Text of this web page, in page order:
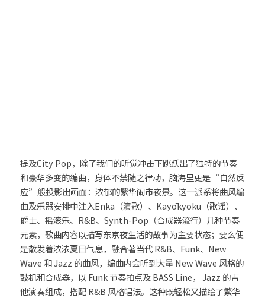
提及City Pop，除了我们的听觉冲击下跳跃出了独特的节奏
和豪华多变的编曲，身体不禁随之律动，脑海里更是“自然反
应”般投影出画面：浓郁的繁华闹市夜景。这一派系将曲风编
曲及乐器安排中注入Enka（演歌）、Kayōkyoku（歌谣）、
爵士、摇滚乐、R&B、Synth-Pop（合成器流行）几种节奏
元素，歌曲内容以描写东京夜生活的故事为主要状态；要么便
是散发着浓浓夏日气息，融合著当代 R&B、Funk、New
Wave 和 Jazz 的曲风，编曲内会听到大量 New Wave 风格的
鼓机和合成器，以 Funk 节奏拍点及 BASS Line， Jazz 的吉
他演奏组成，搭配 R&B 风格唱法。这种既轻松又描绘了繁华